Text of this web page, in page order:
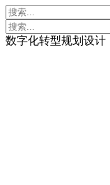
数字化转型规划设计